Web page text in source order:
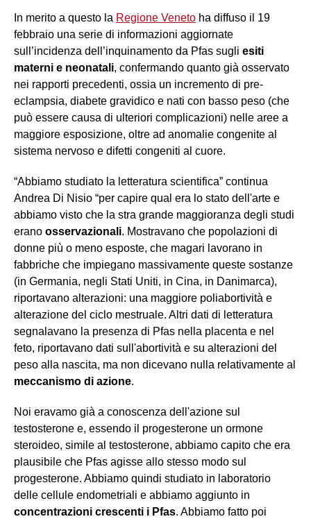
In merito a questo la Regione Veneto ha diffuso il 19
febbraio una serie di informazioni aggiornate
sull’incidenza dell’inquinamento da Pfas sugli esiti
materni e neonatali, confermando quanto già osservato
nei rapporti precedenti, ossia un incremento di pre-
eclampsia, diabete gravidico e nati con basso peso (che
può essere causa di ulteriori complicazioni) nelle aree a
maggiore esposizione, oltre ad anomalie congenite al
sistema nervoso e difetti congeniti al cuore.
“Abbiamo studiato la letteratura scientifica” continua
Andrea Di Nisio “per capire qual era lo stato dell'arte e
abbiamo visto che la stra grande maggioranza degli studi
erano osservazionali. Mostravano che popolazioni di
donne più o meno esposte, che magari lavorano in
fabbriche che impiegano massivamente queste sostanze
(in Germania, negli Stati Uniti, in Cina, in Danimarca),
riportavano alterazioni: una maggiore poliabortività e
alterazione del ciclo mestruale. A ltri dati di letteratura
segnalavano la presenza di Pfas nella placenta e nel
feto, riportavano dati sull'abortività e su alterazioni del
peso alla nascita, ma non dicevano nulla relativamente al
meccanismo di azione.
Noi eravamo già a conoscenza dell'azione sul
testosterone e, essendo il progesterone un ormone
steroideo, simile al testosterone, abbiamo capito che era
plausibile che Pfas agisse allo stesso modo sul
progesterone. Abbiamo quindi studiato in laboratorio
delle cellule endometriali e abbiamo aggiunto in
concentrazioni crescenti i Pfas. Abbiamo fatto poi